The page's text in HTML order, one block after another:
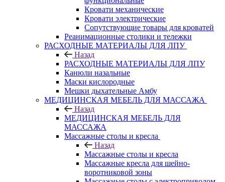
Кровати механические
Кровати электрические
Сопутствующие товары для кроватей
Реанимационные столики и тележки
РАСХОДНЫЕ МАТЕРИАЛЫ ДЛЯ ЛПУ
Назад
РАСХОДНЫЕ МАТЕРИАЛЫ ДЛЯ ЛПУ
Канюли назальные
Маски кислородные
Мешки дыхательные Амбу
МЕДИЦИНСКАЯ МЕБЕЛЬ ДЛЯ МАССАЖА
Назад
МЕДИЦИНСКАЯ МЕБЕЛЬ ДЛЯ
МАССАЖА
Массажные столы и кресла
Назад
Массажные столы и кресла
Массажные кресла для шейно-
воротниковой зоны